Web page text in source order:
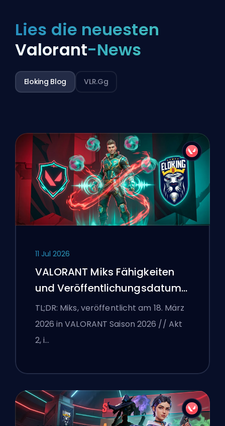
Lies die neuesten
Valorant-News
Eloking Blog VLR.gg
11 Jul 2026
VALORANT Miks Fähigkeiten
und Veröffentlichungsdatum
erklärt
TL;DR: Miks, veröffentlicht am 18. März
2026 in VALORANT Saison 2026 // Akt
2, i…